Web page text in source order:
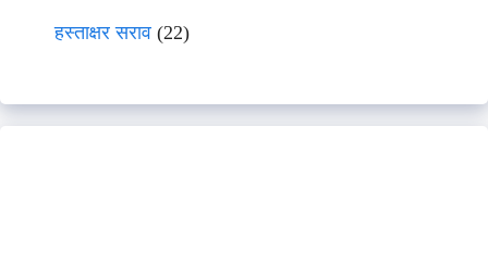
हस्ताक्षर सराव (22)